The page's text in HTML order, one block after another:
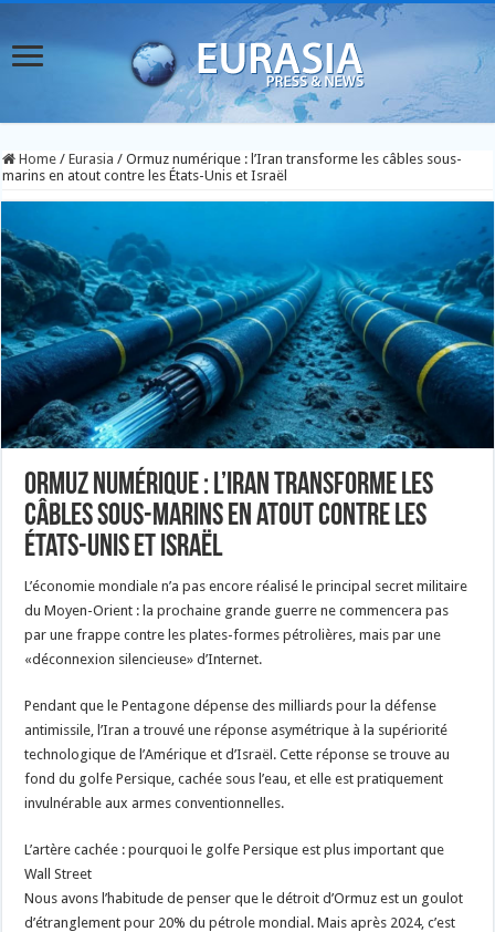
Home / Eurasia / Ormuz numérique : l’Iran transforme les câbles sous-
marins en atout contre les États-Unis et Israël
Ormuz numérique : l’Iran transforme les
câbles sous-marins en atout contre les
États-Unis et Israël
L’économie mondiale n’a pas encore réalisé le principal secret militaire
du Moyen-Orient : la prochaine grande guerre ne commencera pas
par une frappe contre les plates-formes pétrolières, mais par une
«déconnexion silencieuse» d’Internet.
Pendant que le Pentagone dépense des milliards pour la défense
antimissile, l’Iran a trouvé une réponse asymétrique à la supériorité
technologique de l’Amérique et d’Israël. Cette réponse se trouve au
fond du golfe Persique, cachée sous l’eau, et elle est pratiquement
invulnérable aux armes conventionnelles.
L’artère cachée : pourquoi le golfe Persique est plus important que
Wall Street
Nous avons l’habitude de penser que le détroit d’Ormuz est un goulot
d’étranglement pour 20% du pétrole mondial. Mais après 2024, c’est